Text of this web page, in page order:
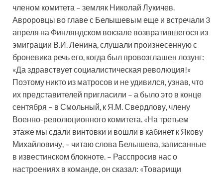
членом комитета – земляк Николай Лукичев.
Авроровцы во главе с Белышевым еще и встречали 3
апреля на Финляндском вокзале возвратившегося из
эмиграции В.И. Ленина, слушали произнесенную с
броневика речь его, когда был провозглашен лозунг:
«Да здравствует социалистическая революция!»
Поэтому никто из матросов и не удивился, узнав, что
их представителей пригласили – а было это в конце
сентября – в Смольный, к Я.М. Свердлову, члену
Военно-революционного комитета. «На третьем
этаже мы сдали винтовки и вошли в кабинет к Якову
Михайловичу, – читаю слова Белышева, записанные
в известинском блокноте. – Расспросив нас о
настроениях в команде, он сказал: «Товарищи